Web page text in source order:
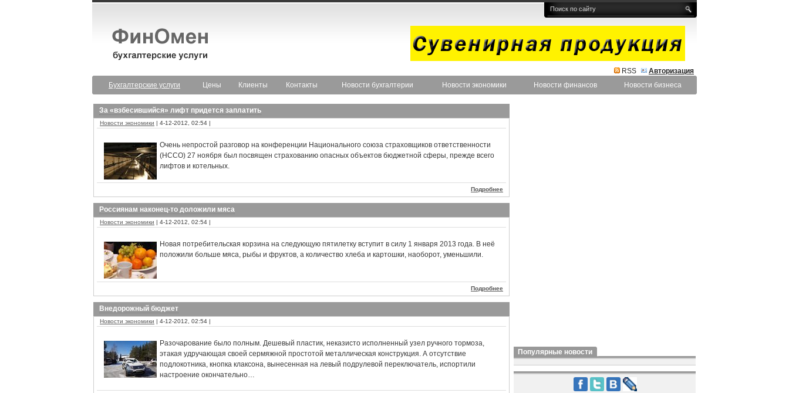
RSS
Авторизация
Бухгалтерские услуги
Цены Клиенты Контакты Новости бухгалтерии Новости экономики Новости финансов Новости бизнеса
За «взбесившийся» лифт придется заплатить
Новости экономики | 4-12-2012, 02:54 |
Очень непростой разговор на конференции Национального союза страховщиков ответственности
(НССО) 27 ноября был посвящен страхованию опасных объектов бюджетной сферы, прежде всего
лифтов и котельных.
Подробнее
Россиянам наконец-то доложили мяса
Новости экономики | 4-12-2012, 02:54 |
Новая потребительская корзина на следующую пятилетку вступит в силу 1 января 2013 года. В неё
положили больше мяса, рыбы и фруктов, а количество хлеба и картошки, наоборот, уменьшили.
Подробнее
Внедорожный бюджет
Новости экономики | 4-12-2012, 02:54 |
Разочарование было полным. Дешевый пластик, неказисто исполненный узел ручного тормоза,
этакая удручающая своей сермяжной простотой металлическая конструкция. А отсутствие
подлокотника, кнопка клаксона, вынесенная на левый подрулевой переключатель, испортили
настроение окончательно…
Популярные новости